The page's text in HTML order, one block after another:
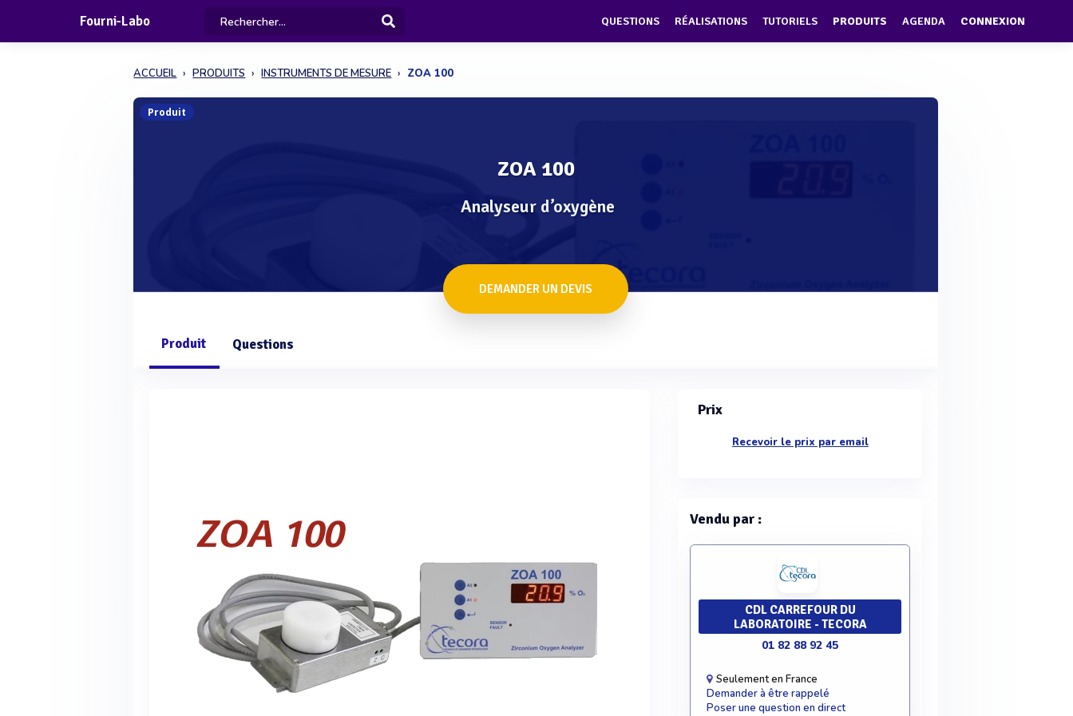
Fourni-Labo QUESTIONS RÉALISATIONS TUTORIELS PRODUITS AGENDA CONNEXION
ACCUEIL PRODUITS INSTRUMENTS DE MESURE ZOA 100
Produit
ZOA 100
Analyseur d’oxygène
DEMANDER UN DEVIS
Produit Questions
Prix
Recevoir le prix par email
Vendu par :
CDL CARREFOUR DU
LABORATOIRE - TECORA
01 82 88 92 45
Seulement en France
Demander à être rappelé
Poser une question en direct